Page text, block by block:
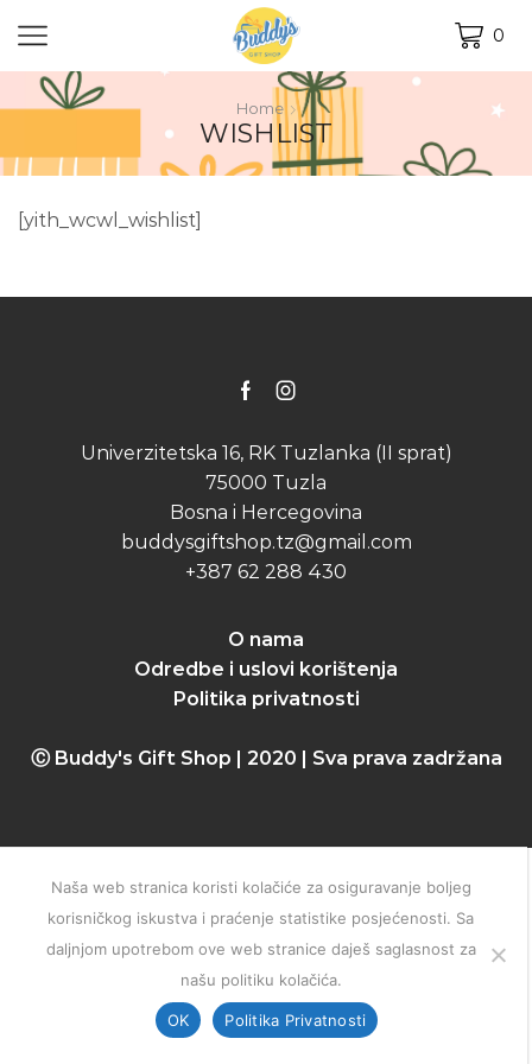
0
Home
WISHLIST
[yith_wcwl_wishlist]
FacebookInstagram
Univerzitetska 16, RK Tuzlanka (II sprat)
75000 Tuzla
Bosna i Hercegovina
buddysgiftshop.tz@gmail.com
+387 62 288 430
O nama
Odredbe i uslovi korištenja
Politika privatnosti
Ⓒ Buddy's Gift Shop | 2020 | Sva prava zadržana
Naša web stranica koristi kolačiće za osiguravanje boljeg
korisničkog iskustva i praćenje statistike posjećenosti. Sa
daljnjom upotrebom ove web stranice daješ saglasnost za
našu politiku kolačića.
OK Politika Privatnosti